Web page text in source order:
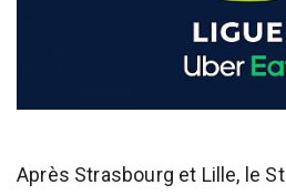
Après Strasbourg et Lille, le